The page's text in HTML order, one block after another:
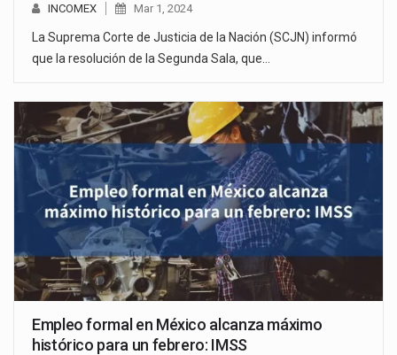
INCOMEX Mar 1, 2024
La Suprema Corte de Justicia de la Nación (SCJN) informó
que la resolución de la Segunda Sala, que…
Empleo formal en México alcanza máximo
histórico para un febrero: IMSS